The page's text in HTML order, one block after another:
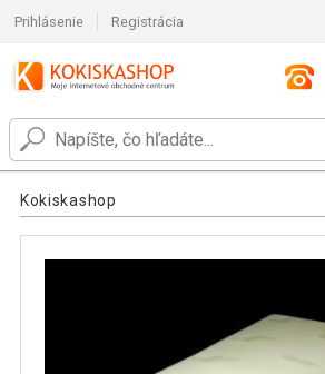
Prihlásenie Registrácia
Kokiskashop